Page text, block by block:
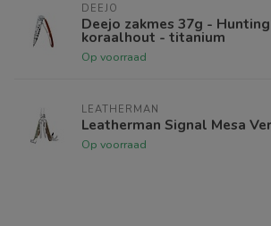
DEEJO
Deejo zakmes 37g -
koraalhout - titanium
Op voorraad
LEATHERMAN
Leatherman Signal Mesa
Op voorraad